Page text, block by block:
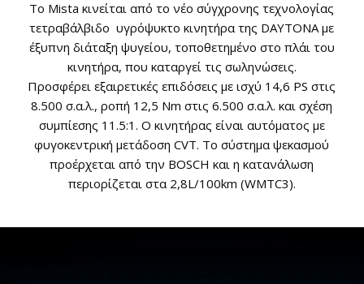
Το Mista κινείται από το νέο σύγχρονης τεχνολογίας
τετραβάλβιδο υγρόψυκτο κινητήρα της DAYTONA με
έξυπνη διάταξη ψυγείου, τοποθετημένο στο πλάι του
κινητήρα, που καταργεί τις σωληνώσεις.
Προσφέρει εξαιρετικές επιδόσεις με ισχύ 14,6 PS στις
8.500 σ.α.λ., ροπή 12,5 Nm στις 6.500 σ.α.λ. και σχέση
συμπίεσης 11.5:1. O κινητήρας είναι αυτόματος με
φυγοκεντρική μετάδοση CVT. Το σύστημα ψεκασμού
προέρχεται από την BOSCH και η κατανάλωση
περιορίζεται στα 2,8L/100km (WMTC3).